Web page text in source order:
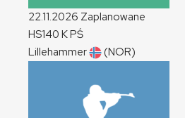
22.11.2026 Zaplanowane
HS140 KPŚ
Lillehammer
(NOR)